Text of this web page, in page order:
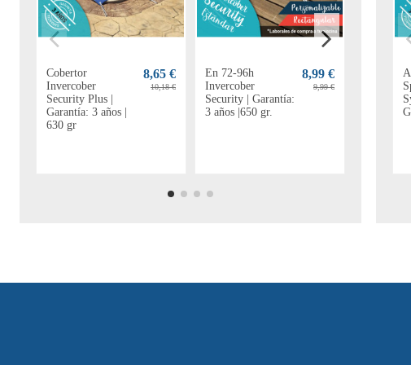
Cobertor
Invercober
Security Plus |
Garantía: 3 años |
630 gr
8,65 €
10,18 €
En 72-96h
Invercober
Security | Garantía:
3 años |650 gr.
8,99 €
9,99 €
Cobertor
Security